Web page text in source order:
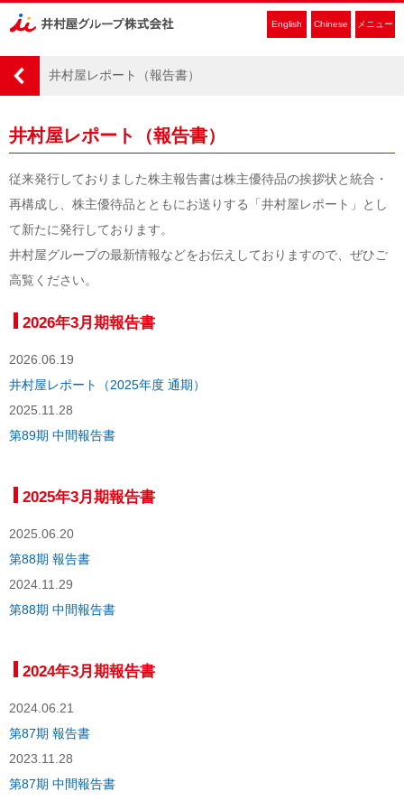
English Chinese メニュー
井村屋レポート（報告書）
井村屋レポート（報告書）
従来発行しておりました株主報告書は株主優待品の挨拶状と統合・
再構成し、株主優待品とともにお送りする「井村屋レポート」とし
て新たに発行しております。
井村屋グループの最新情報などをお伝えしておりますので、ぜひご
高覧ください。
2026年3月期報告書
2026.06.19
井村屋レポート（2025年度 通期）
2025.11.28
第89期 中間報告書
2025年3月期報告書
2025.06.20
第88期 報告書
2024.11.29
第88期 中間報告書
2024年3月期報告書
2024.06.21
第87期 報告書
2023.11.28
第87期 中間報告書